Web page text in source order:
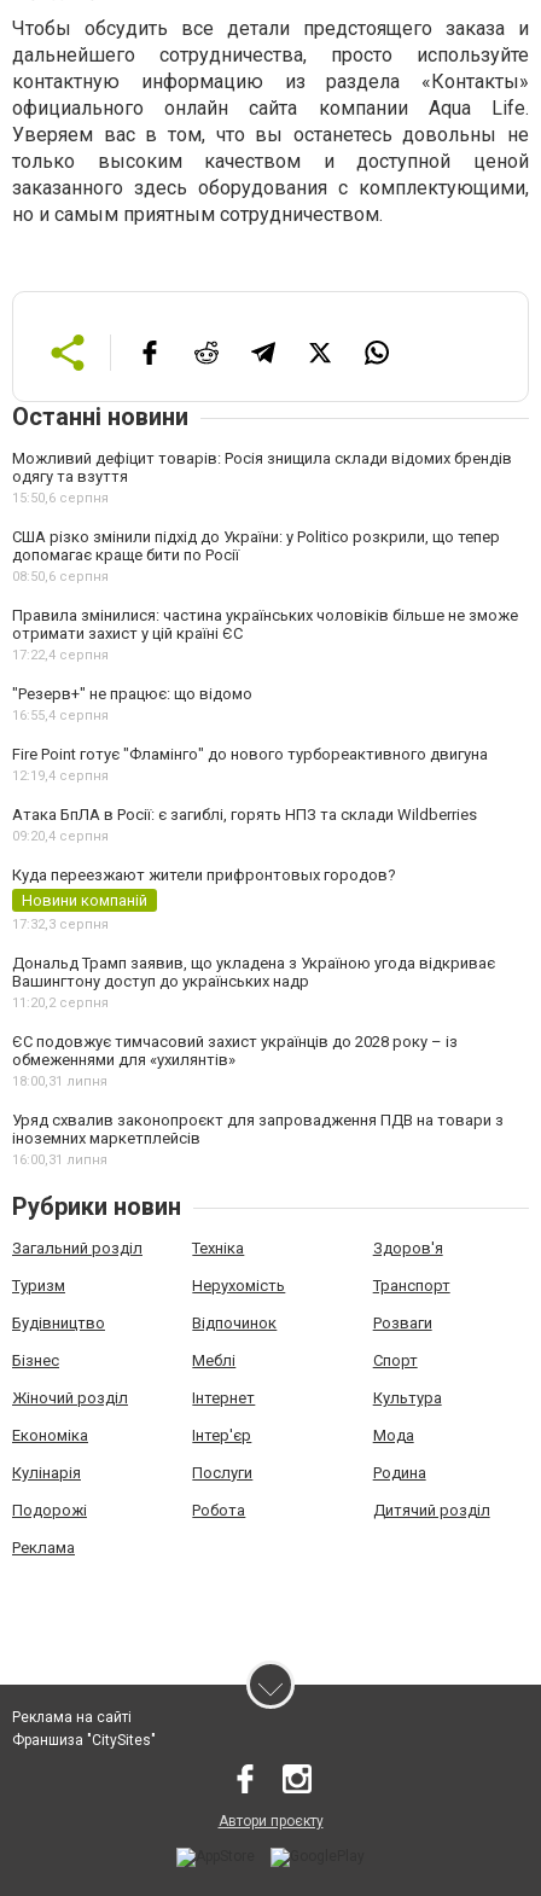
Чтобы обсудить все детали предстоящего заказа и
дальнейшего сотрудничества, просто используйте
контактную информацию из раздела «Контакты»
официального онлайн сайта компании Aqua Life.
Уверяем вас в том, что вы останетесь довольны не
только высоким качеством и доступной ценой
заказанного здесь оборудования с комплектующими,
но и самым приятным сотрудничеством.
Останні новини
Можливий дефіцит товарів: Росія знищила склади відомих брендів
одягу та взуття
15:50,6 серпня
США різко змінили підхід до України: у Politico розкрили, що тепер
допомагає краще бити по Росії
08:50,6 серпня
Правила змінилися: частина українських чоловіків більше не зможе
отримати захист у цій країні ЄС
17:22,4 серпня
"Резерв+" не працює: що відомо
16:55,4 серпня
Fire Point готує "Фламінго" до нового турбореактивного двигуна
12:19,4 серпня
Атака БпЛА в Росії: є загиблі, горять НПЗ та склади Wildberries
09:20,4 серпня
Куда переезжают жители прифронтовых городов?
Новини компаній
17:32,3 серпня
Дональд Трамп заявив, що укладена з Україною угода відкриває
Вашингтону доступ до українських надр
11:20,2 серпня
ЄС подовжує тимчасовий захист українців до 2028 року – із
обмеженнями для «ухилянтів»
18:00,31 липня
Уряд схвалив законопроєкт для запровадження ПДВ на товари з
іноземних маркетплейсів
16:00,31 липня
Рубрики новин
Загальний розділ Техніка Здоров'я
Туризм Нерухомість Транспорт
Будівництво Відпочинок Розваги
Бізнес Меблі Спорт
Жіночий розділ Інтернет Культура
Економіка Інтер'єр Мода
Кулінарія Послуги Родина
Подорожі Робота Дитячий розділ
Реклама
Реклама на сайті
Франшиза "CitySites"
Автори проєкту